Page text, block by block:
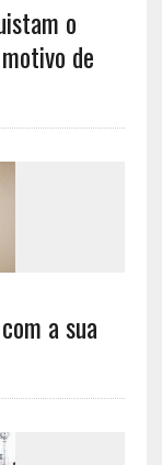
o
de
a sua